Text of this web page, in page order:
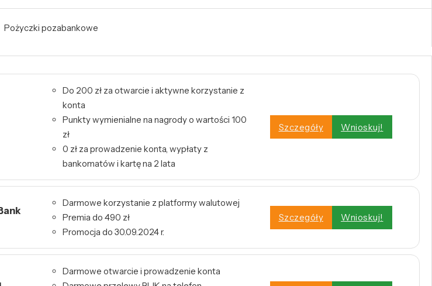
Pożyczki pozabankowe
Do 200 zł za otwarcie i aktywne korzystanie z
konta
Punkty wymienialne na nagrody o wartości 100
zł
0 zł za prowadzenie konta, wypłaty z
bankomatów i kartę na 2 lata
Szczegóły Wnioskuj!
Darmowe korzystanie z platformy walutowej
Premia do 490 zł
Promocja do 30.09.2024 r.
Szczegóły Wnioskuj!
Darmowe otwarcie i prowadzenie konta